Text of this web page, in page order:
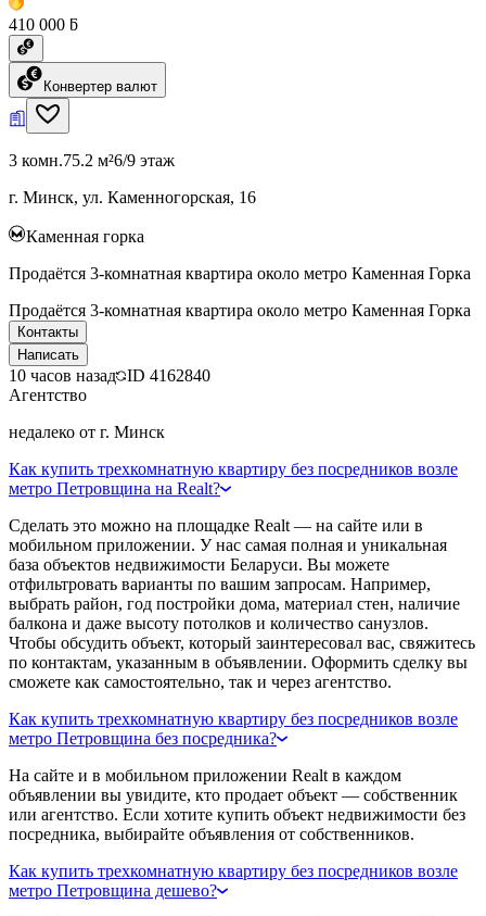
410 000 ƃ
Конвертер валют
3 комн.75.2 м²6/9 этаж
г. Минск, ул. Каменногорская, 16
Каменная горка
Продаётся 3-комнатная квартира около метро Каменная Горка
Продаётся 3-комнатная квартира около метро Каменная Горка
Контакты
Написать
10 часов назад ID 4162840
Агентство
недалеко от г. Минск
Как купить трехкомнатную квартиру без посредников возле
метро Петровщина на Realt?
Сделать это можно на площадке Realt — на сайте или в
мобильном приложении. У нас самая полная и уникальная
база объектов недвижимости Беларуси. Вы можете
отфильтровать варианты по вашим запросам. Например,
выбрать район, год постройки дома, материал стен, наличие
балкона и даже высоту потолков и количество санузлов.
Чтобы обсудить объект, который заинтересовал вас, свяжитесь
по контактам, указанным в объявлении. Оформить сделку вы
сможете как самостоятельно, так и через агентство.
Как купить трехкомнатную квартиру без посредников возле
метро Петровщина без посредника?
На сайте и в мобильном приложении Realt в каждом
объявлении вы увидите, кто продает объект — собственник
или агентство. Если хотите купить объект недвижимости без
посредника, выбирайте объявления от собственников.
Как купить трехкомнатную квартиру без посредников возле
метро Петровщина дешево?